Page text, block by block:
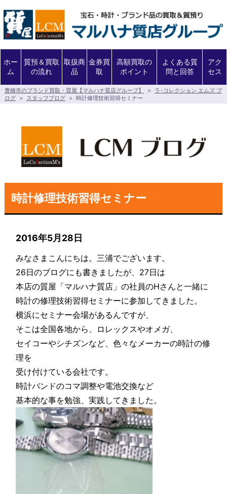
ホー
ム
質預＆買取
の流れ
取扱商
品
金券買
取
高額買取の
ポイント
よくある質
問と回答
アク
セス
豊橋市のブランド買取・質屋【マルハナ質店グループ】 >
ラ･コレクション エムズ ブ
ログ > スタッフブログ > 時計修理技術習得セミナー
時計修理技術習得セミナー
2016年5月28日
みなさまこんにちは。三浦でございます。
26日のブログにも書きましたが、27日は
本店の質屋「マルハナ質店」の社員のHさんと一緒に
時計の修理技術習得セミナーに参加してきました。
横浜にセミナー会場があるんですが、
そこは全国各地から、ロレックスやオメガ、
セイコーやシチズンなど、色々なメーカーの時計の修
理を
受け付けている会社です。
時計バンドのコマ調整や電池交換など
基本的な事を勉強、実践してきました。